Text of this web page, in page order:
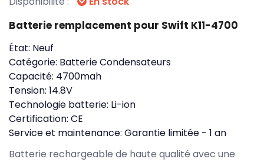
Batterie remplacement pour Swift K11-4700
État: Neuf
Catégorie: Batterie Condensateurs
Capacité: 4700mah
Tension: 14.8V
Technologie batterie: Li-ion
Certification: CE
Service et maintenance: Garantie limitée - 1 an
Batterie rechargeable de haute qualité avec une